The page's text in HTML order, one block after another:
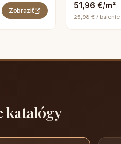
Zobraziť 51,96 €/m²
25,98 € / balenie
katalógy